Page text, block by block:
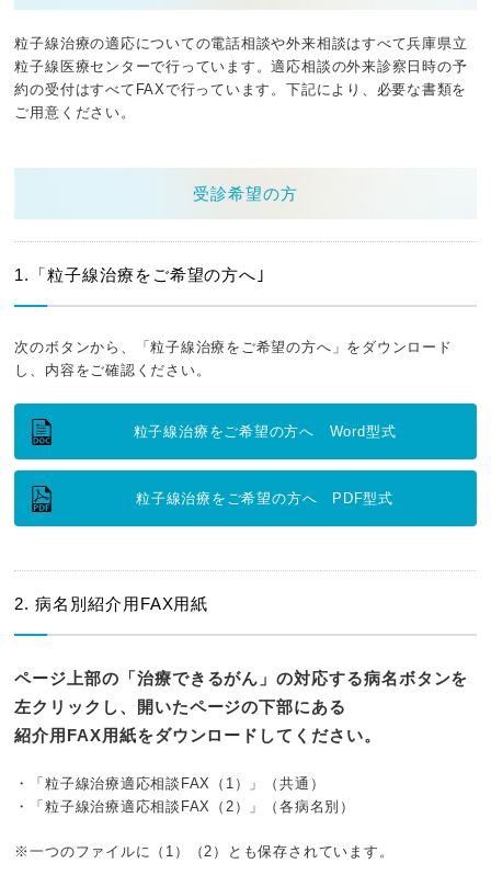
粒子線治療の適応についての電話相談や外来相談はすべて兵庫県立
粒子線医療センターで行っています。適応相談の外来診察日時の予
約の受付はすべてFAXで行っています。下記により、必要な書類を
ご用意ください。
受診希望の方
1.「粒子線治療をご希望の方へ｣
次のボタンから、「粒子線治療をご希望の方へ」をダウンロード
し、内容をご確認ください。
粒子線治療をご希望の方へ Word型式
粒子線治療をご希望の方へ PDF型式
2. 病名別紹介用FAX用紙
ページ上部の「治療できるがん」の対応する病名ボタンを
左クリックし、開いたページの下部にある
紹介用FAX用紙をダウンロードしてください。
・「粒子線治療適応相談FAX（1）」（共通）
・「粒子線治療適応相談FAX（2）」（各病名別）
※一つのファイルに（1）（2）とも保存されています。